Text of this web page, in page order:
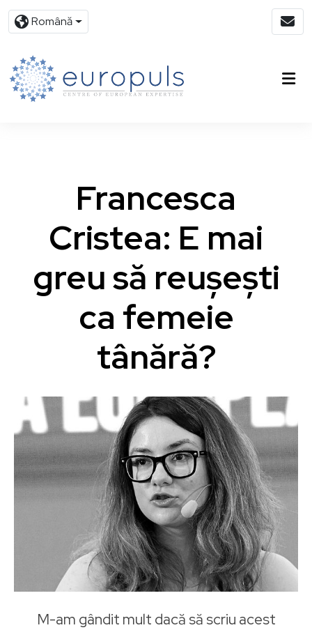
Română
Francesca
Cristea: E mai
greu să reușești
ca femeie
tânără?
M-am gândit mult dacă să scriu acest